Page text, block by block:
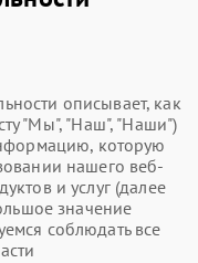
описывает, как
"Мы", "Наш", "Наши")
которую
нашего веб-
и услуг (далее
значение
соблюдать все